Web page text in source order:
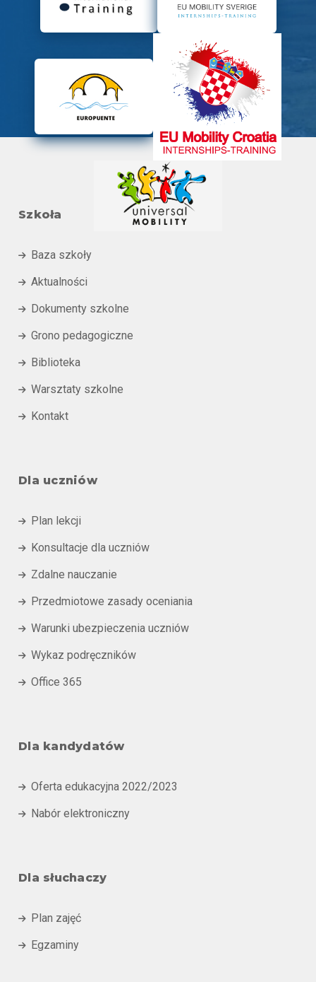
Szkoła
 Baza szkoły
 Aktualności
 Dokumenty szkolne
 Grono pedagogiczne
 Biblioteka
 Warsztaty szkolne
 Kontakt
Dla uczniów
 Plan lekcji
 Konsultacje dla uczniów
 Zdalne nauczanie
 Przedmiotowe zasady oceniania
 Warunki ubezpieczenia uczniów
 Wykaz podręczników
 Office 365
Dla kandydatów
 Oferta edukacyjna 2022/2023
 Nabór elektroniczny
Dla słuchaczy
 Plan zajęć
 Egzaminy